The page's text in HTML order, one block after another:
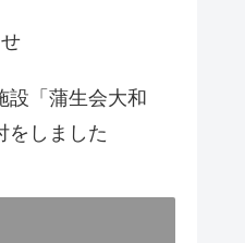
設「蒲生会大和
をしました